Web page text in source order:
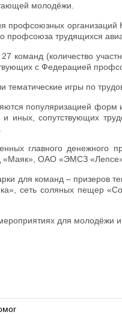
молодёжи.
профсоюзных
профсоюза трудящихся
27 команд (количество
с Федерацией
тематические игры по
популяризацией форм
иных, сопутствующих
главного
«Маяк», ОАО «ЭМСЗ
для команд – призеров
сеть соляных пещер
для молодёжи